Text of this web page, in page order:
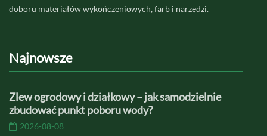
doboru materiałów wykończeniowych, farb i narzędzi.
Najnowsze
Zlew ogrodowy i działkowy – jak samodzielnie
zbudować punkt poboru wody?
2026-08-08